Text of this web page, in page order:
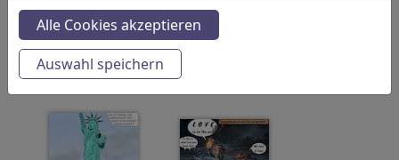
Alle Cookies akzeptieren
Auswahl speichern